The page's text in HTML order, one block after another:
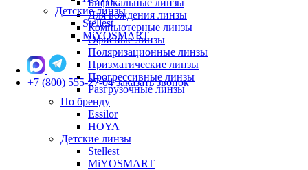
Бифокальные линзы
Для вождения линзы
Компьютерные линзы
Офисные линзы
Поляризационные линзы
Призматические линзы
Прогрессивные линзы
Разгрузочные линзы
По бренду
Essilor
HOYA
Детские линзы
Stellest
MiYOSMART
Детские линзы
Stellest
MiYOSMART
+7 (800) 555-27-04 заказать звонок